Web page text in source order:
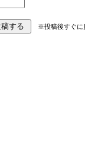
※投稿後すぐに